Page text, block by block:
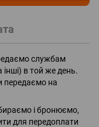
службам
в той же день.
передаємо на
і бронюємо,
для передоплати